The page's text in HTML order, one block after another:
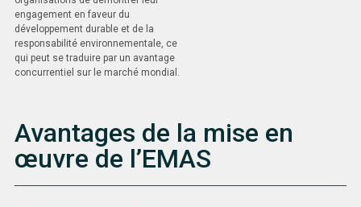
engagement en faveur du
développement durable et de la
responsabilité environnementale, ce
qui peut se traduire par un avantage
concurrentiel sur le marché mondial.
Avantages de la mise en
œuvre de l’EMAS